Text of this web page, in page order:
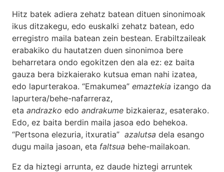
Hitz batek adiera zehatz batean dituen sinonimoak
ikus ditzakegu, edo euskalki zehatz batean, edo
erregistro maila batean zein bestean. Erabiltzaileak
erabakiko du hautatzen duen sinonimoa bere
beharretara ondo egokitzen den ala ez: ez baita
gauza bera bizkaierako kutsua eman nahi izatea,
edo lapurterakoa. “Emakumea” emaztekia izango da
lapurtera/behe-nafarreraz,
eta andrazko edo andrakume bizkaieraz, esaterako.
Edo, ez baita berdin maila jasoa edo behekoa.
“Pertsona elezuria, itxuratia” azalutsa dela esango
dugu maila jasoan, eta faltsua behe-mailakoan.
Ez da hiztegi arrunta, ez daude hiztegi arruntek